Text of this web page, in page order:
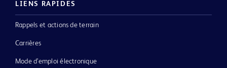
LIENS RAPIDES
Rappels et actions de terrain
Carrières
Mode d’emploi électronique